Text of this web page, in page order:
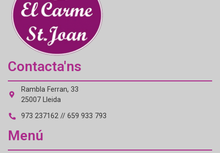
Contacta'ns
Rambla Ferran, 33
25007 Lleida
973 237162 // 659 933 793
Menú